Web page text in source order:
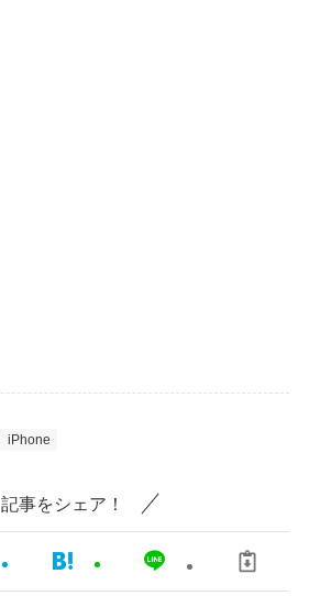
iPhone
記事をシェア！